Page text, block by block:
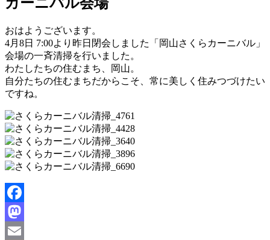
カーニバル会場
おはようございます。
4月8日 7:00より昨日閉会しました「岡山さくらカーニバル」
会場の一斉清掃を行いました。
わたしたちの住むまち、岡山。
自分たちの住むまちだからこそ、常に美しく住みつづけたい
ですね。
Facebook
Mastodon